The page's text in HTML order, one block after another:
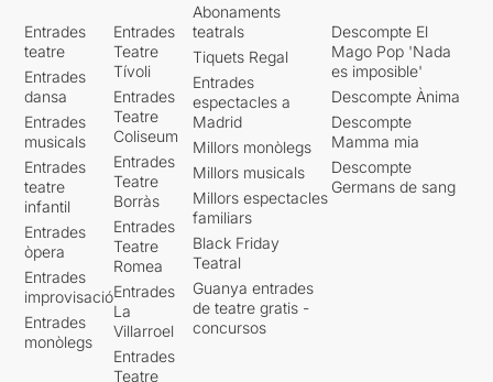
Entrades
teatre
Entrades
dansa
Entrades
musicals
Entrades
teatre
infantil
Entrades
òpera
Entrades
improvisació
Entrades
monòlegs
Entrades
Teatre
Tívoli
Entrades
Teatre
Coliseum
Entrades
Teatre
Borràs
Entrades
Teatre
Romea
Entrades
La
Villarroel
Entrades
Teatre
Abonaments
teatrals
Tiquets Regal
Entrades
espectacles a
Madrid
Millors monòlegs
Millors musicals
Millors espectacles
familiars
Black Friday
Teatral
Guanya entrades
de teatre gratis -
concursos
Descompte El
Mago Pop 'Nada
es imposible'
Descompte Ànima
Descompte
Mamma mia
Descompte
Germans de sang